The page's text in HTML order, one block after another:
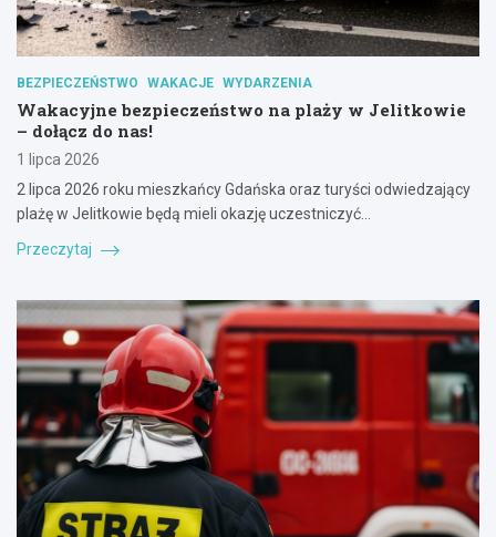
BEZPIECZEŃSTWO WAKACJE WYDARZENIA
Wakacyjne bezpieczeństwo na plaży w Jelitkowie
– dołącz do nas!
1 lipca 2026
2 lipca 2026 roku mieszkańcy Gdańska oraz turyści odwiedzający
plażę w Jelitkowie będą mieli okazję uczestniczyć…
Przeczytaj